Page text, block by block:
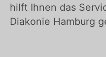
hilft Ihnen das
Diakonie Hamburg